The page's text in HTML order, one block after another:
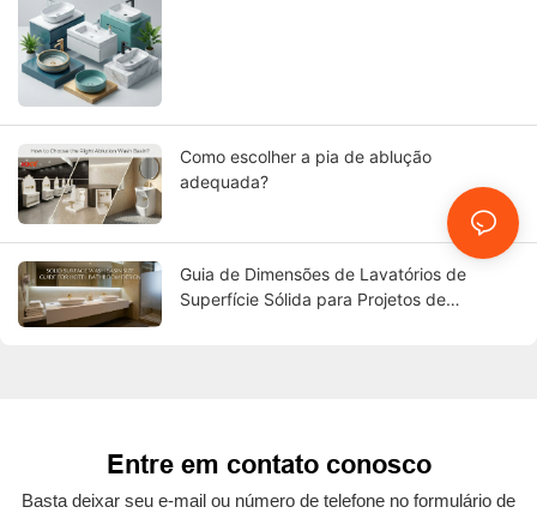
Como escolher a pia de ablução
adequada?
Guia de Dimensões de Lavatórios de
Superfície Sólida para Projetos de
Entre em contato conosco
Basta deixar seu e-mail ou número de telefone no formulário de